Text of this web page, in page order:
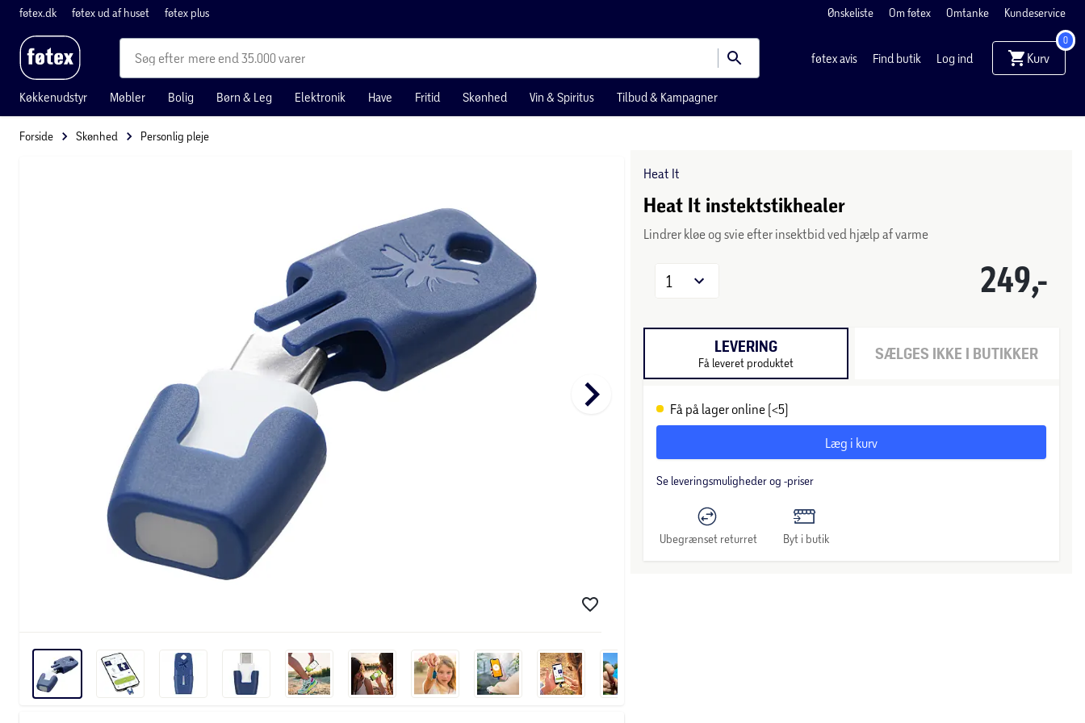
føtex.dk føtex ud af huset føtex plus Ønskeliste Om føtex Omtanke Kundeservice
mere end 35.000 varer føtex avis Find butik Log ind Kurv
0
Køkkenudstyr Møbler Bolig Børn & Leg Elektronik Have Fritid Skønhed Vin & Spiritus Tilbud & Kampagner
Forside Skønhed Personlig pleje
keyboard_arrow_right
Heat It
Heat It instektstikhealer
Lindrer kløe og svie efter insektbid ved hjælp af varme
249,-
1
LEVERING
Få leveret produktet SÆLGES IKKE I BUTIKKER
Få på lager online (<5)
Læg i kurv
Se leveringsmuligheder og -priser
Ubegrænset returret Byt i butik